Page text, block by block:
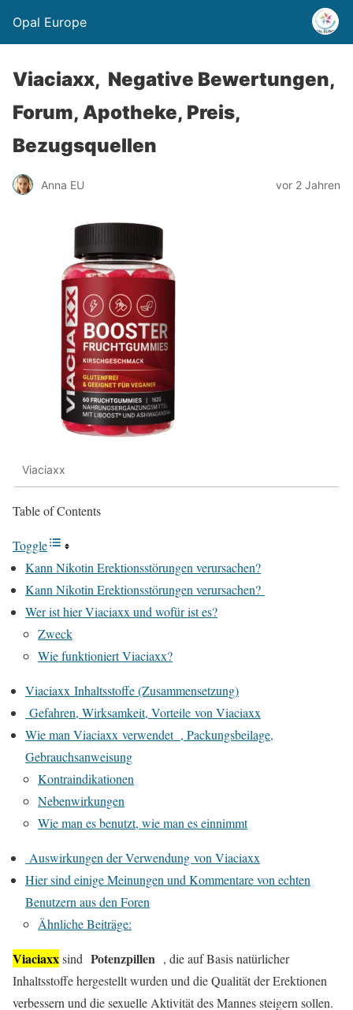
Opal Europe
Viaciaxx, Negative Bewertungen,
Forum, Apotheke, Preis,
Bezugsquellen
Anna EU vor 2 Jahren
Viaciaxx
Table of Contents
Toggle
Kann Nikotin Erektionsstörungen verursachen?
Kann Nikotin Erektionsstörungen verursachen?
Wer ist hier Viaciaxx und wofür ist es?
Zweck
Wie funktioniert Viaciaxx?
Viaciaxx Inhaltsstoffe (Zusammensetzung)
Gefahren, Wirksamkeit, Vorteile von Viaciaxx
Wie man Viaciaxx verwendet , Packungsbeilage,
Gebrauchsanweisung
Kontraindikationen
Nebenwirkungen
Wie man es benutzt, wie man es einnimmt
Auswirkungen der Verwendung von Viaciaxx
Hier sind einige Meinungen und Kommentare von echten
Benutzern aus den Foren
Ähnliche Beiträge:
Viaciaxxsind Potenzpillen , die auf Basis natürlicher
Inhaltsstoffe hergestellt wurden und die Qualität der Erektionen
verbessern und die sexuelle Aktivität des Mannes steigern sollen.